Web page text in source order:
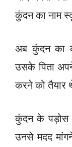
कुंदन का नाम
अब कुंदन का
उसके पिता
करने को तैयार
कुंदन के पड़ोस
उनसे मदद